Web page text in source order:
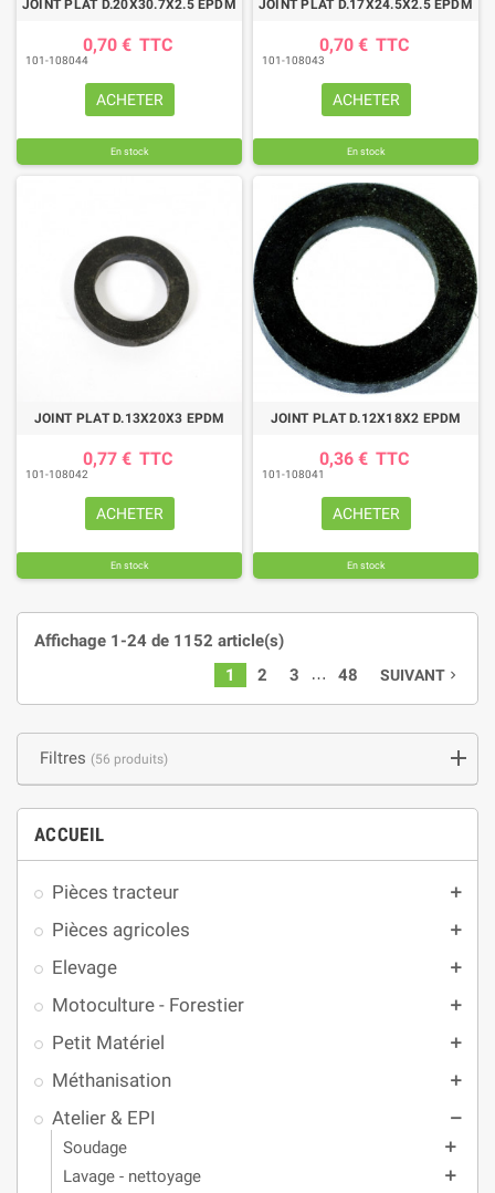
Filtres (56 produits)
ACCUEIL
Pièces tracteur add
Pièces agricoles add
Elevage add
Motoculture - Forestier add
Petit Matériel add
Méthanisation add
Atelier & EPI remove
Soudage add
Lavage - nettoyage add
JOINT PLAT D.20X30.7X2.5 EPDM
0,70 € TTC
101-108044
ACHETER
En stock
JOINT PLAT D.17X24.5X2.5 EPDM
0,70 € TTC
101-108043
ACHETER
En stock
JOINT PLAT D.13X20X3 EPDM
0,77 € TTC
101-108042
ACHETER
En stock
JOINT PLAT D.12X18X2 EPDM
0,36 € TTC
101-108041
ACHETER
En stock
Affichage 1-24 de 1152 article(s)
1
2 3 … 48 SUIVANT navigate_next